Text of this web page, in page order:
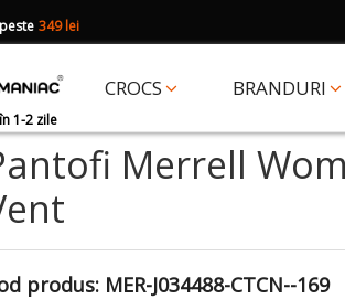
CROCS BRANDURI
1-2 zile
349 lei
de 25 lei cu codul: JIBBITZ
Merrell
produs: MER-J034488-CTCN--169